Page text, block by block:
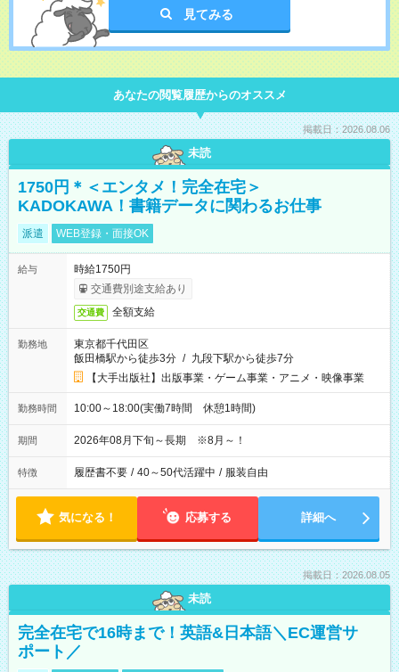
見てみる
あなたの閲覧履歴からのオススメ
掲載日：2026.08.06
未読
1750円＊＜エンタメ！完全在宅＞
KADOKAWA！書籍データに関わるお仕事
派遣 WEB登録・面接OK
給与
時給1750円
交通費別途支給あり
交通費 全額支給
勤務地
東京都千代田区
飯田橋駅から徒歩3分 / 九段下駅から徒歩7分
【大手出版社】出版事業・ゲーム事業・アニメ・映像事業
勤務時間 10:00～18:00(実働7時間 休憩1時間)
期間 2026年08月下旬～長期 ※8月～！
特徴 履歴書不要 / 40～50代活躍中 / 服装自由
気になる！ 応募する 詳細へ
掲載日：2026.08.05
未読
完全在宅で16時まで！英語&日本語＼EC運営サ
ポート／